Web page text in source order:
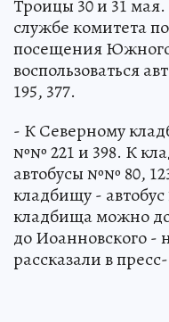
Троицы 30 и 31
службе комитета
посещения
воспользоваться
195, 377.
- К Северному
№№ 221 и 398. К
автобусы №№ 80,
кладбищу -
кладбища можно
до Иоанновского -
рассказали в